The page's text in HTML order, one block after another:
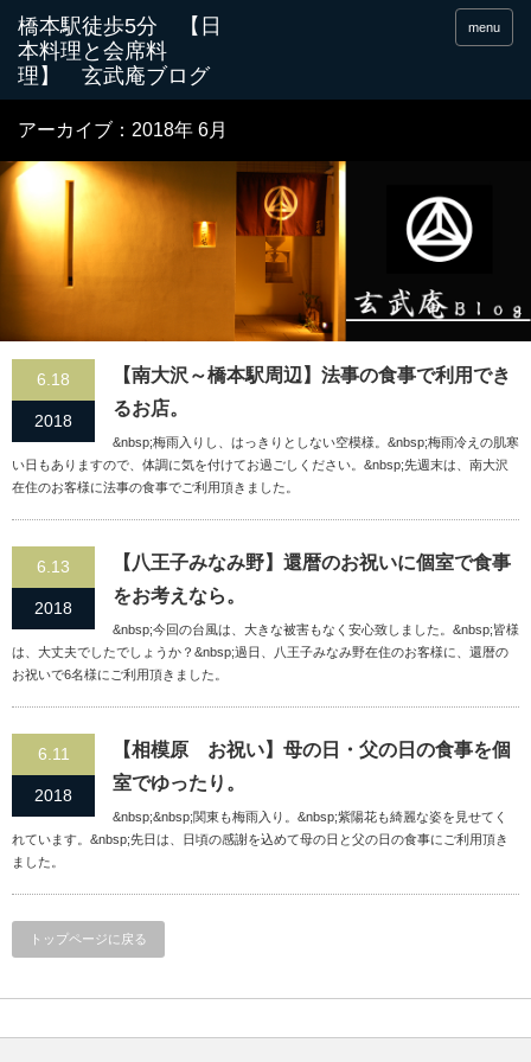
menu
アーカイブ：2018年 6月
6.18
2018
【南大沢～橋本駅周辺】法事の食事で利用でき
るお店。
&nbsp;梅雨入りし、はっきりとしない空模様。&nbsp;梅雨冷えの肌寒
い日もありますので、体調に気を付けてお過ごしください。&nbsp;先週末は、南大沢
在住のお客様に法事の食事でご利用頂きました。
6.13
2018
【八王子みなみ野】還暦のお祝いに個室で食事
をお考えなら。
&nbsp;今回の台風は、大きな被害もなく安心致しました。&nbsp;皆様
は、大丈夫でしたでしょうか？&nbsp;過日、八王子みなみ野在住のお客様に、還暦の
お祝いで6名様にご利用頂きました。
6.11
2018
【相模原 お祝い】母の日・父の日の食事を個
室でゆったり。
&nbsp;&nbsp;関東も梅雨入り。&nbsp;紫陽花も綺麗な姿を見せてく
れています。&nbsp;先日は、日頃の感謝を込めて母の日と父の日の食事にご利用頂き
ました。
トップページに戻る